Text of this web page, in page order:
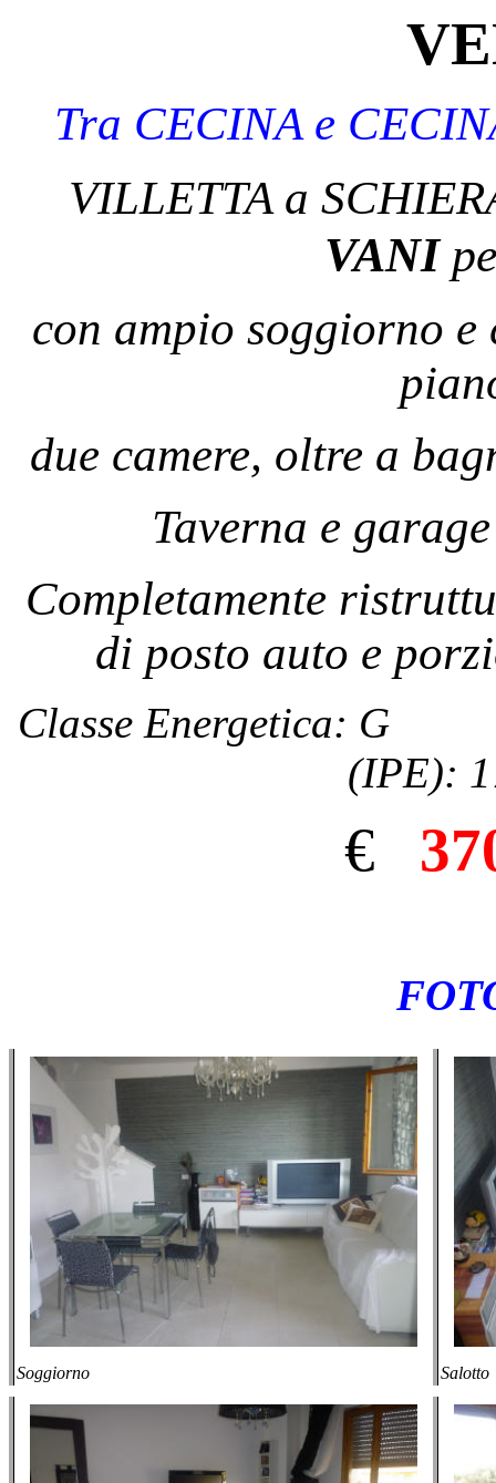
Tra CECINA e
VILLETTA a
VANI
con ampio soggiorno
due camere, oltre a
Taverna e
Completamente
di posto auto e
Classe Energetica: G
(IPE):
€
Soggiorno Salotto